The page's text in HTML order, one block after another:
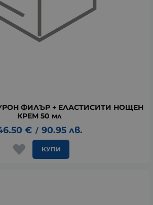
ФИЛЪР + ЕЛАСТИСИТИ НОЩЕН
КРЕМ 50 мл
€ / 90.95 лв.
КУПИ